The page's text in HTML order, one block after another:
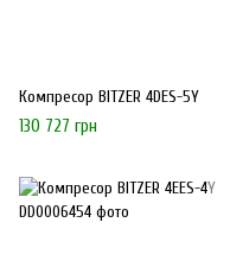
Компресор BITZER 4DES-5Y
130 727 грн